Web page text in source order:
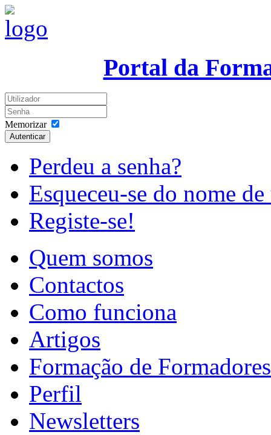
Portal da
Memorizar
Autenticar
Perdeu a senha?
Esqueceu-se do nome
Registe-se!
Quem somos
Contactos
Como funciona
Artigos
Formação de Formadores
Perfil
Newsletters